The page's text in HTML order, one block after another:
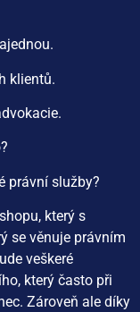
klientů.
právní služby?
který s
se věnuje právním
veškeré
který často při
Zároveň ale díky